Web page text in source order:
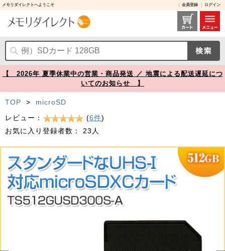
メモリダイレクトへようこそ 会員登録 ログイン
microSDXCカード 512GB Class10 UHS-I U3 V30 A1 SDカード変換アダプタ付き Transcend製【メモリダイレクト】
【 2026年 夏季休業中の営業・商品発送 ／ 地震による配送遅延につ
いてのお知らせ 】
TOP >
microSD
レビュー：
(6件)
お気に入り登録者数：
23人